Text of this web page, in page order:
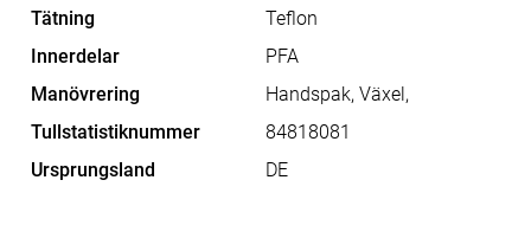
Tätning
Teflon
Innerdelar
PFA
Manövrering
Handspak, Växel,
Tullstatistiknummer
84818081
Ursprungsland
DE